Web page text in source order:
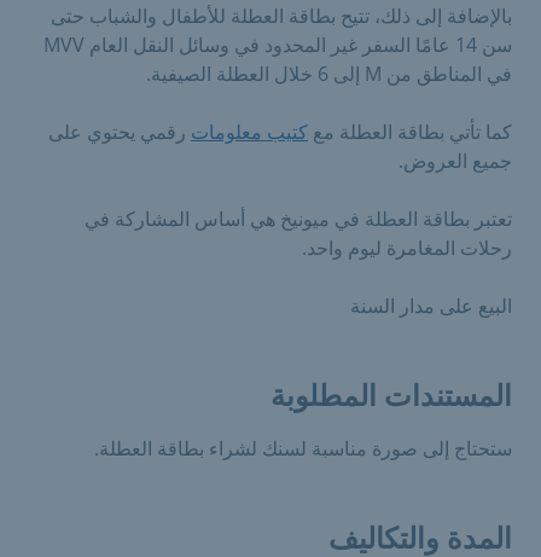
بالإضافة إلى ذلك، تتيح بطاقة العطلة للأطفال والشباب حتى
سن 14 عامًا السفر غير المحدود في وسائل النقل العام MVV
في المناطق من M إلى 6 خلال العطلة الصيفية.
كما تأتي بطاقة العطلة مع كتيب معلومات رقمي يحتوي على
جميع العروض.
تعتبر بطاقة العطلة في ميونيخ هي أساس المشاركة في
رحلات المغامرة ليوم واحد.
البيع على مدار السنة
المستندات المطلوبة
ستحتاج إلى صورة مناسبة لسنك لشراء بطاقة العطلة.
المدة والتكاليف